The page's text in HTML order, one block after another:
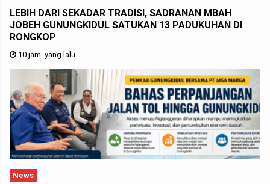
LEBIH DARI SEKADAR TRADISI, SADRANAN MBAH
JOBEH GUNUNGKIDUL SATUKAN 13 PADUKUHAN DI
RONGKOP
10 jam yang lalu
News